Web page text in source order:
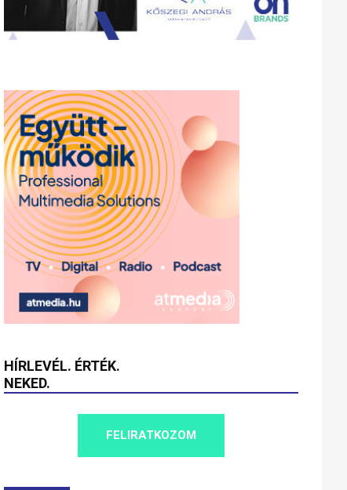
HÍRLEVÉL. ÉRTÉK.
NEKED.
FELIRATKOZOM